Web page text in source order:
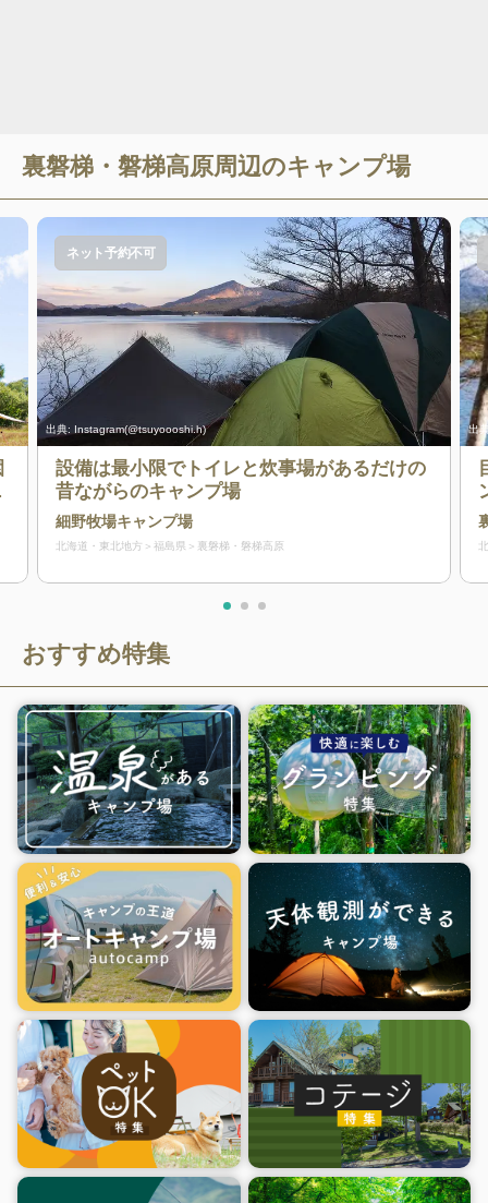
裏磐梯・磐梯高原周辺のキャンプ場
出典: Instagram(@tsuyoooshi.h)
ネット予約不可
設備は最小限でトイレと炊事場があるだけの
昔ながらのキャンプ場
細野牧場キャンプ場
北海道・東北地方 福島県 裏磐梯・磐梯高原
出
おすすめ特集